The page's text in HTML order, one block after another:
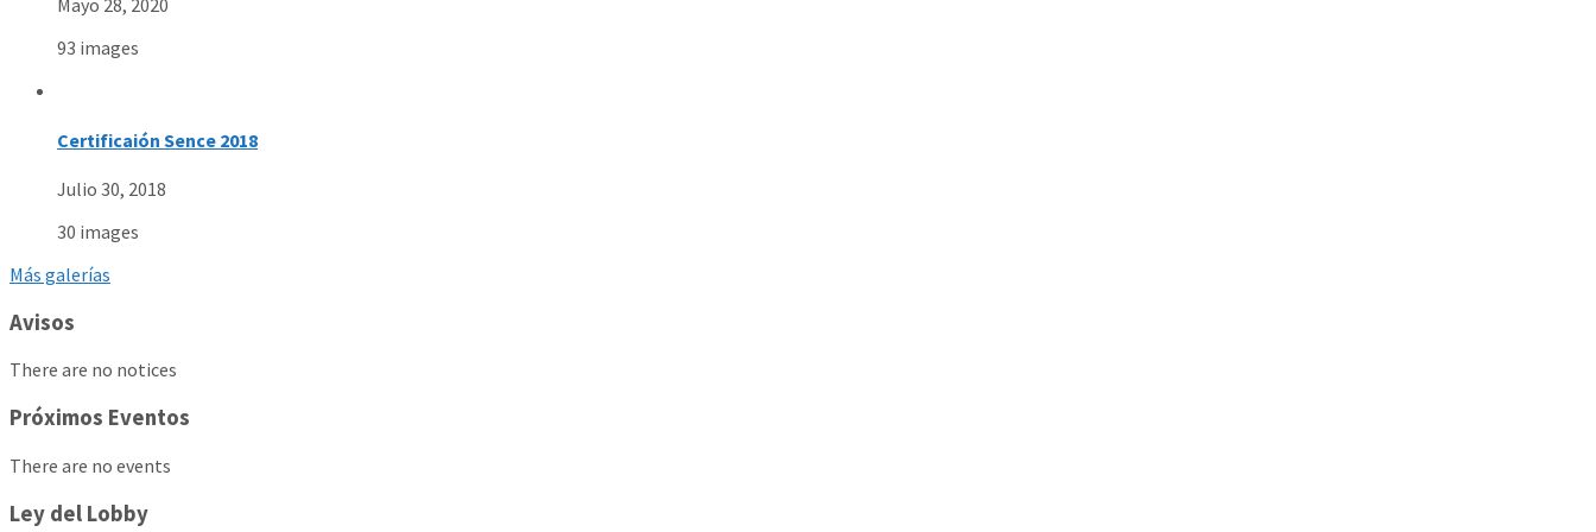
Mayo 28, 2020
93 images
Certificaión Sence 2018
Julio 30, 2018
30 images
Más galerías
Avisos
There are no notices
Próximos Eventos
There are no events
Ley del Lobby